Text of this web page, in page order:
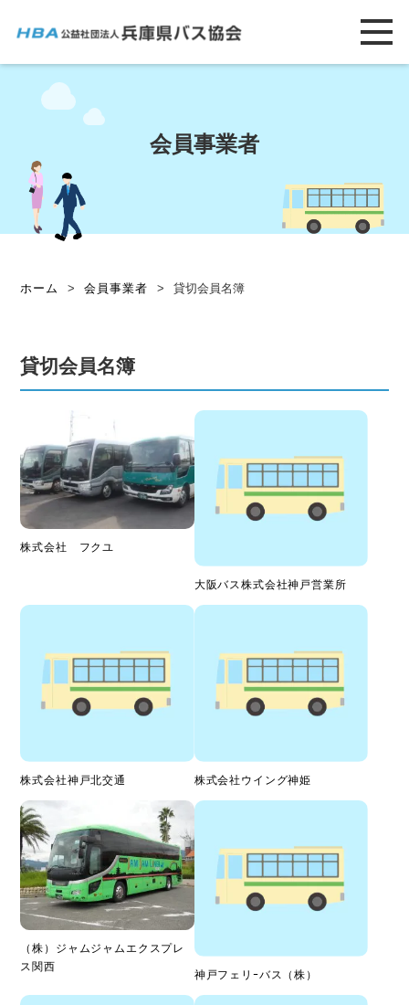
会員事業者
ホーム > 会員事業者 > 貸切会員名簿
貸切会員名簿
株式会社 フクユ
大阪バス株式会社神戸営業所
株式会社神戸北交通 株式会社ウイング神姫
（株）ジャムジャムエクスプレ
ス関西
神戸フェリｰバス（株）